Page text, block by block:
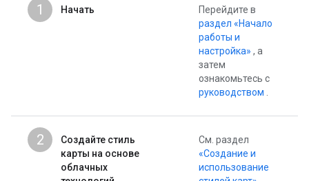
1 Начать
Перейдите в
раздел «Начало
работы и
настройка» , а
затем
ознакомьтесь с
руководством
2
Создайте стиль
карты на основе
облачных
См. раздел
«Создание и
использование